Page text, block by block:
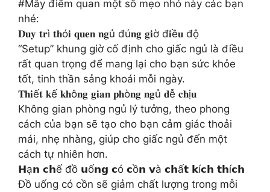
#Mây điểm quan một số mẹo nhỏ này các bạn
nhé:
𝐃𝐮𝐲 𝐭𝐫ì 𝐭𝐡ó𝐢 𝐪𝐮𝐞𝐧 𝐧𝐠ủ đú𝐧𝐠 𝐠𝐢ờ đ𝐢ề𝐮 độ
“Setup” khung giờ cố định cho giấc ngủ là điều
rất quan trọng để mang lại cho bạn sức khỏe
tốt, tinh thần sảng khoái mỗi ngày.
𝐓𝐡𝐢ế𝐭 𝐤ế 𝐤𝐡ô𝐧𝐠 𝐠𝐢𝐚𝐧 𝐩𝐡ò𝐧𝐠 𝐧𝐠ủ 𝐝ễ 𝐜𝐡ị𝐮
Không gian phòng ngủ lý tưởng, theo phong
cách của bạn sẽ tạo cho bạn cảm giác thoải
mái, nhẹ nhàng, giúp cho giấc ngủ đến một
cách tự nhiên hơn.
𝗛ạ𝗻 𝗰𝗵ế đồ 𝘂ố𝗻𝗴 𝗰ó 𝗰ồ𝗻 𝘃à 𝗰𝗵ấ𝘁 𝗸í𝗰𝗵 𝘁𝗵í𝗰𝗵
Đồ uống có cồn sẽ giảm chất lượng trong mỗi